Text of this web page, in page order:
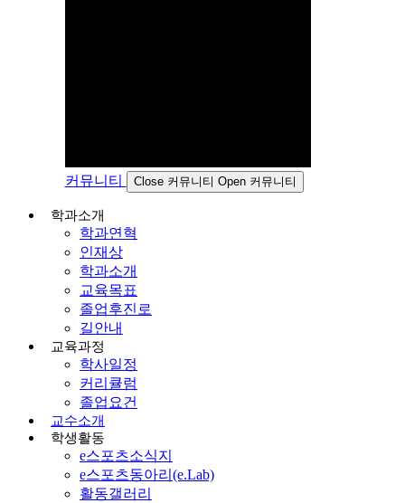
커뮤니티 Close 커뮤니티 Open 커뮤니티
학과소개
학과연혁
인재상
학과소개
교육목표
졸업후진로
길안내
교육과정
학사일정
커리큘럼
졸업요건
교수소개
학생활동
e스포츠소식지
e스포츠동아리(e.Lab)
활동갤러리